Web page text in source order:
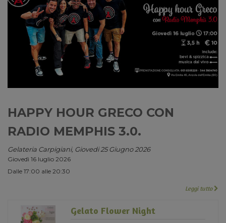
HAPPY HOUR GRECO CON
RADIO MEMPHIS 3.0.
Gelateria Carpigiani, Giovedi 25 Giugno 2026
Giovedì 16 luglio 2026
Dalle 17:00 alle 20:30
Leggi tutto
Gelato Flower Night